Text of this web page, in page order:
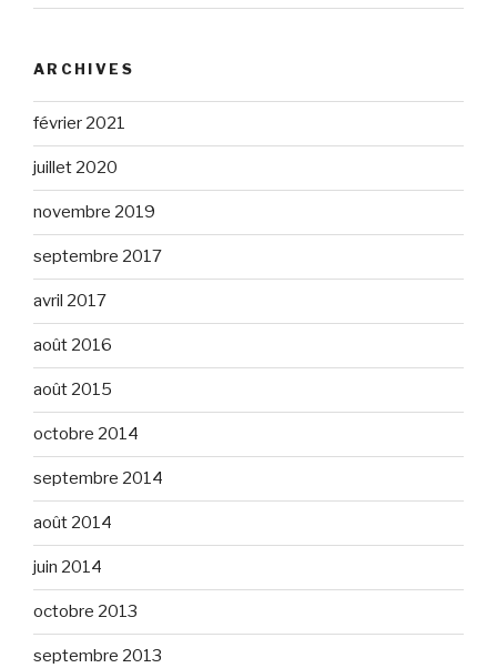
ARCHIVES
février 2021
juillet 2020
novembre 2019
septembre 2017
avril 2017
août 2016
août 2015
octobre 2014
septembre 2014
août 2014
juin 2014
octobre 2013
septembre 2013